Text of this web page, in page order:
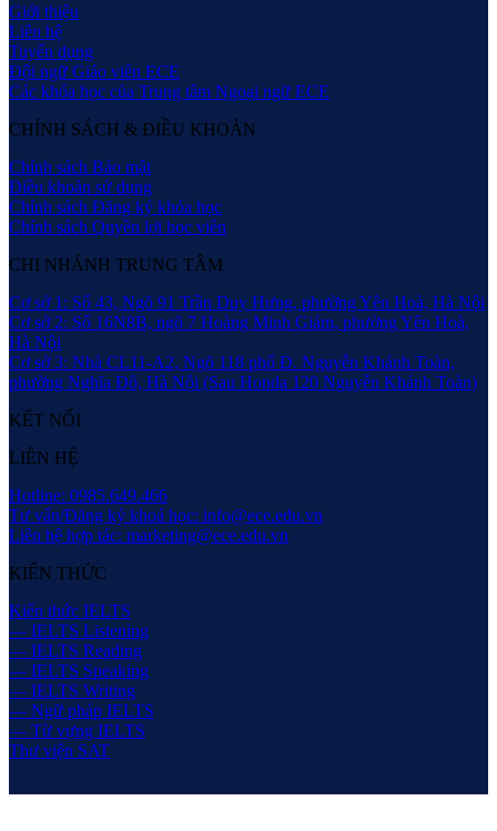
Giới thiệu
Liên hệ
Tuyển dụng
Đội ngữ Giáo viên ECE
Các khóa học của Trung tâm Ngoại ngữ ECE
CHÍNH SÁCH & ĐIỀU KHOẢN
Chính sách Bảo mật
Điều khoản sử dụng
Chính sách Đăng ký khóa học
Chính sách Quyền lợi học viên
CHI NHÁNH TRUNG TÂM
Cơ sở 1: Số 43, Ngõ 91 Trần Duy Hưng, phường Yên Hoà, Hà Nội
Cơ sở 2: Số 16N8B, ngõ 7 Hoàng Minh Giám, phường Yên Hoà,
Hà Nội
Cơ sở 3: Nhà CL11-A2, Ngõ 118 phố Đ. Nguyễn Khánh Toàn,
phường Nghĩa Đô, Hà Nội (Sau Honda 120 Nguyễn Khánh Toàn)
KẾT NỐI
LIÊN HỆ
Hotline: 0985.649.466
Tư vấn/Đăng ký khoá học: info@ece.edu.vn
Liên hệ hợp tác: marketing@ece.edu.vn
KIẾN THỨC
Kiến thức IELTS
— IELTS Listening
— IELTS Reading
— IELTS Speaking
— IELTS Writing
— Ngữ pháp IELTS
— Từ vựng IELTS
Thư viện SAT